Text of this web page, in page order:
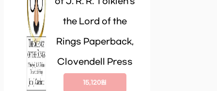
the Lord of the
Rings Paperback,
Clovendell Press
15,120원